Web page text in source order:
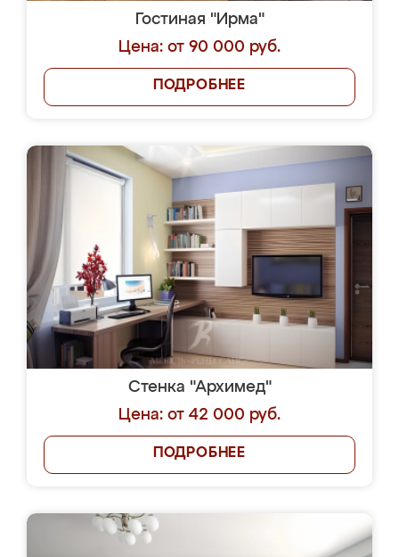
Гостиная "Ирма"
Цена: от 90 000 руб.
ПОДРОБНЕЕ
Стенка "Архимед"
Цена: от 42 000 руб.
ПОДРОБНЕЕ